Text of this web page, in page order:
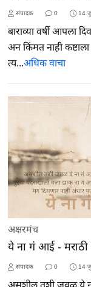
संपादक 0 14
बाराव्या वर्षी आपला
अन किंमत नाही
त्य...अधिक वाचा
अक्षरमंच
ये ना गं आई - मराठी
संपादक 0 14
असशील तशी जवळ ये